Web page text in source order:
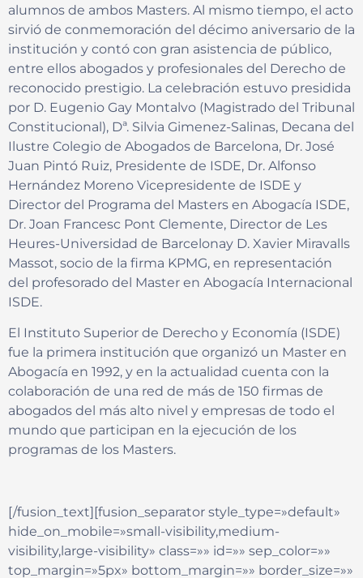
alumnos de ambos Masters. Al mismo tiempo, el acto
sirvió de conmemoración del décimo aniversario de la
institución y contó con gran asistencia de público,
entre ellos abogados y profesionales del Derecho de
reconocido prestigio. La celebración estuvo presidida
por D. Eugenio Gay Montalvo (Magistrado del Tribunal
Constitucional), Dª. Silvia Gimenez-Salinas, Decana del
Ilustre Colegio de Abogados de Barcelona, Dr. José
Juan Pintó Ruiz, Presidente de ISDE, Dr. Alfonso
Hernández Moreno Vicepresidente de ISDE y
Director del Programa del Masters en Abogacía ISDE,
Dr. Joan Francesc Pont Clemente, Director de Les
Heures-Universidad de Barcelonay D. Xavier Miravalls
Massot, socio de la firma KPMG, en representación
del profesorado del Master en Abogacía Internacional
ISDE.
El Instituto Superior de Derecho y Economía (ISDE)
fue la primera institución que organizó un Master en
Abogacía en 1992, y en la actualidad cuenta con la
colaboración de una red de más de 150 firmas de
abogados del más alto nivel y empresas de todo el
mundo que participan en la ejecución de los
programas de los Masters.
[/fusion_text][fusion_separator style_type=»default»
hide_on_mobile=»small-visibility,medium-
visibility,large-visibility» class=»» id=»» sep_color=»»
top_margin=»5px» bottom_margin=»» border_size=»»